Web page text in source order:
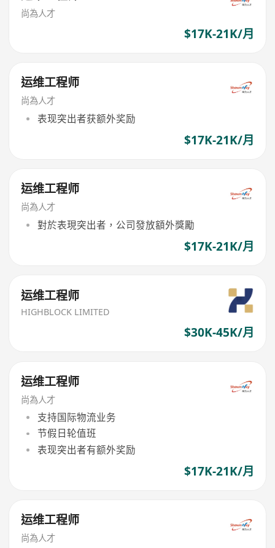
尚為人才
$17K-21K/月
运维工程师
尚為人才
表现突出者获额外奖励
$17K-21K/月
运维工程师
尚為人才
對於表現突出者，公司發放額外獎勵
$17K-21K/月
运维工程师
HIGHBLOCK LIMITED
$30K-45K/月
运维工程师
尚為人才
支持国际物流业务
节假日轮值班
表现突出者有额外奖励
$17K-21K/月
运维工程师
尚為人才